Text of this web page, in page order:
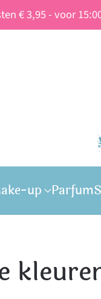
€ 3,95 - voor
up Parfum